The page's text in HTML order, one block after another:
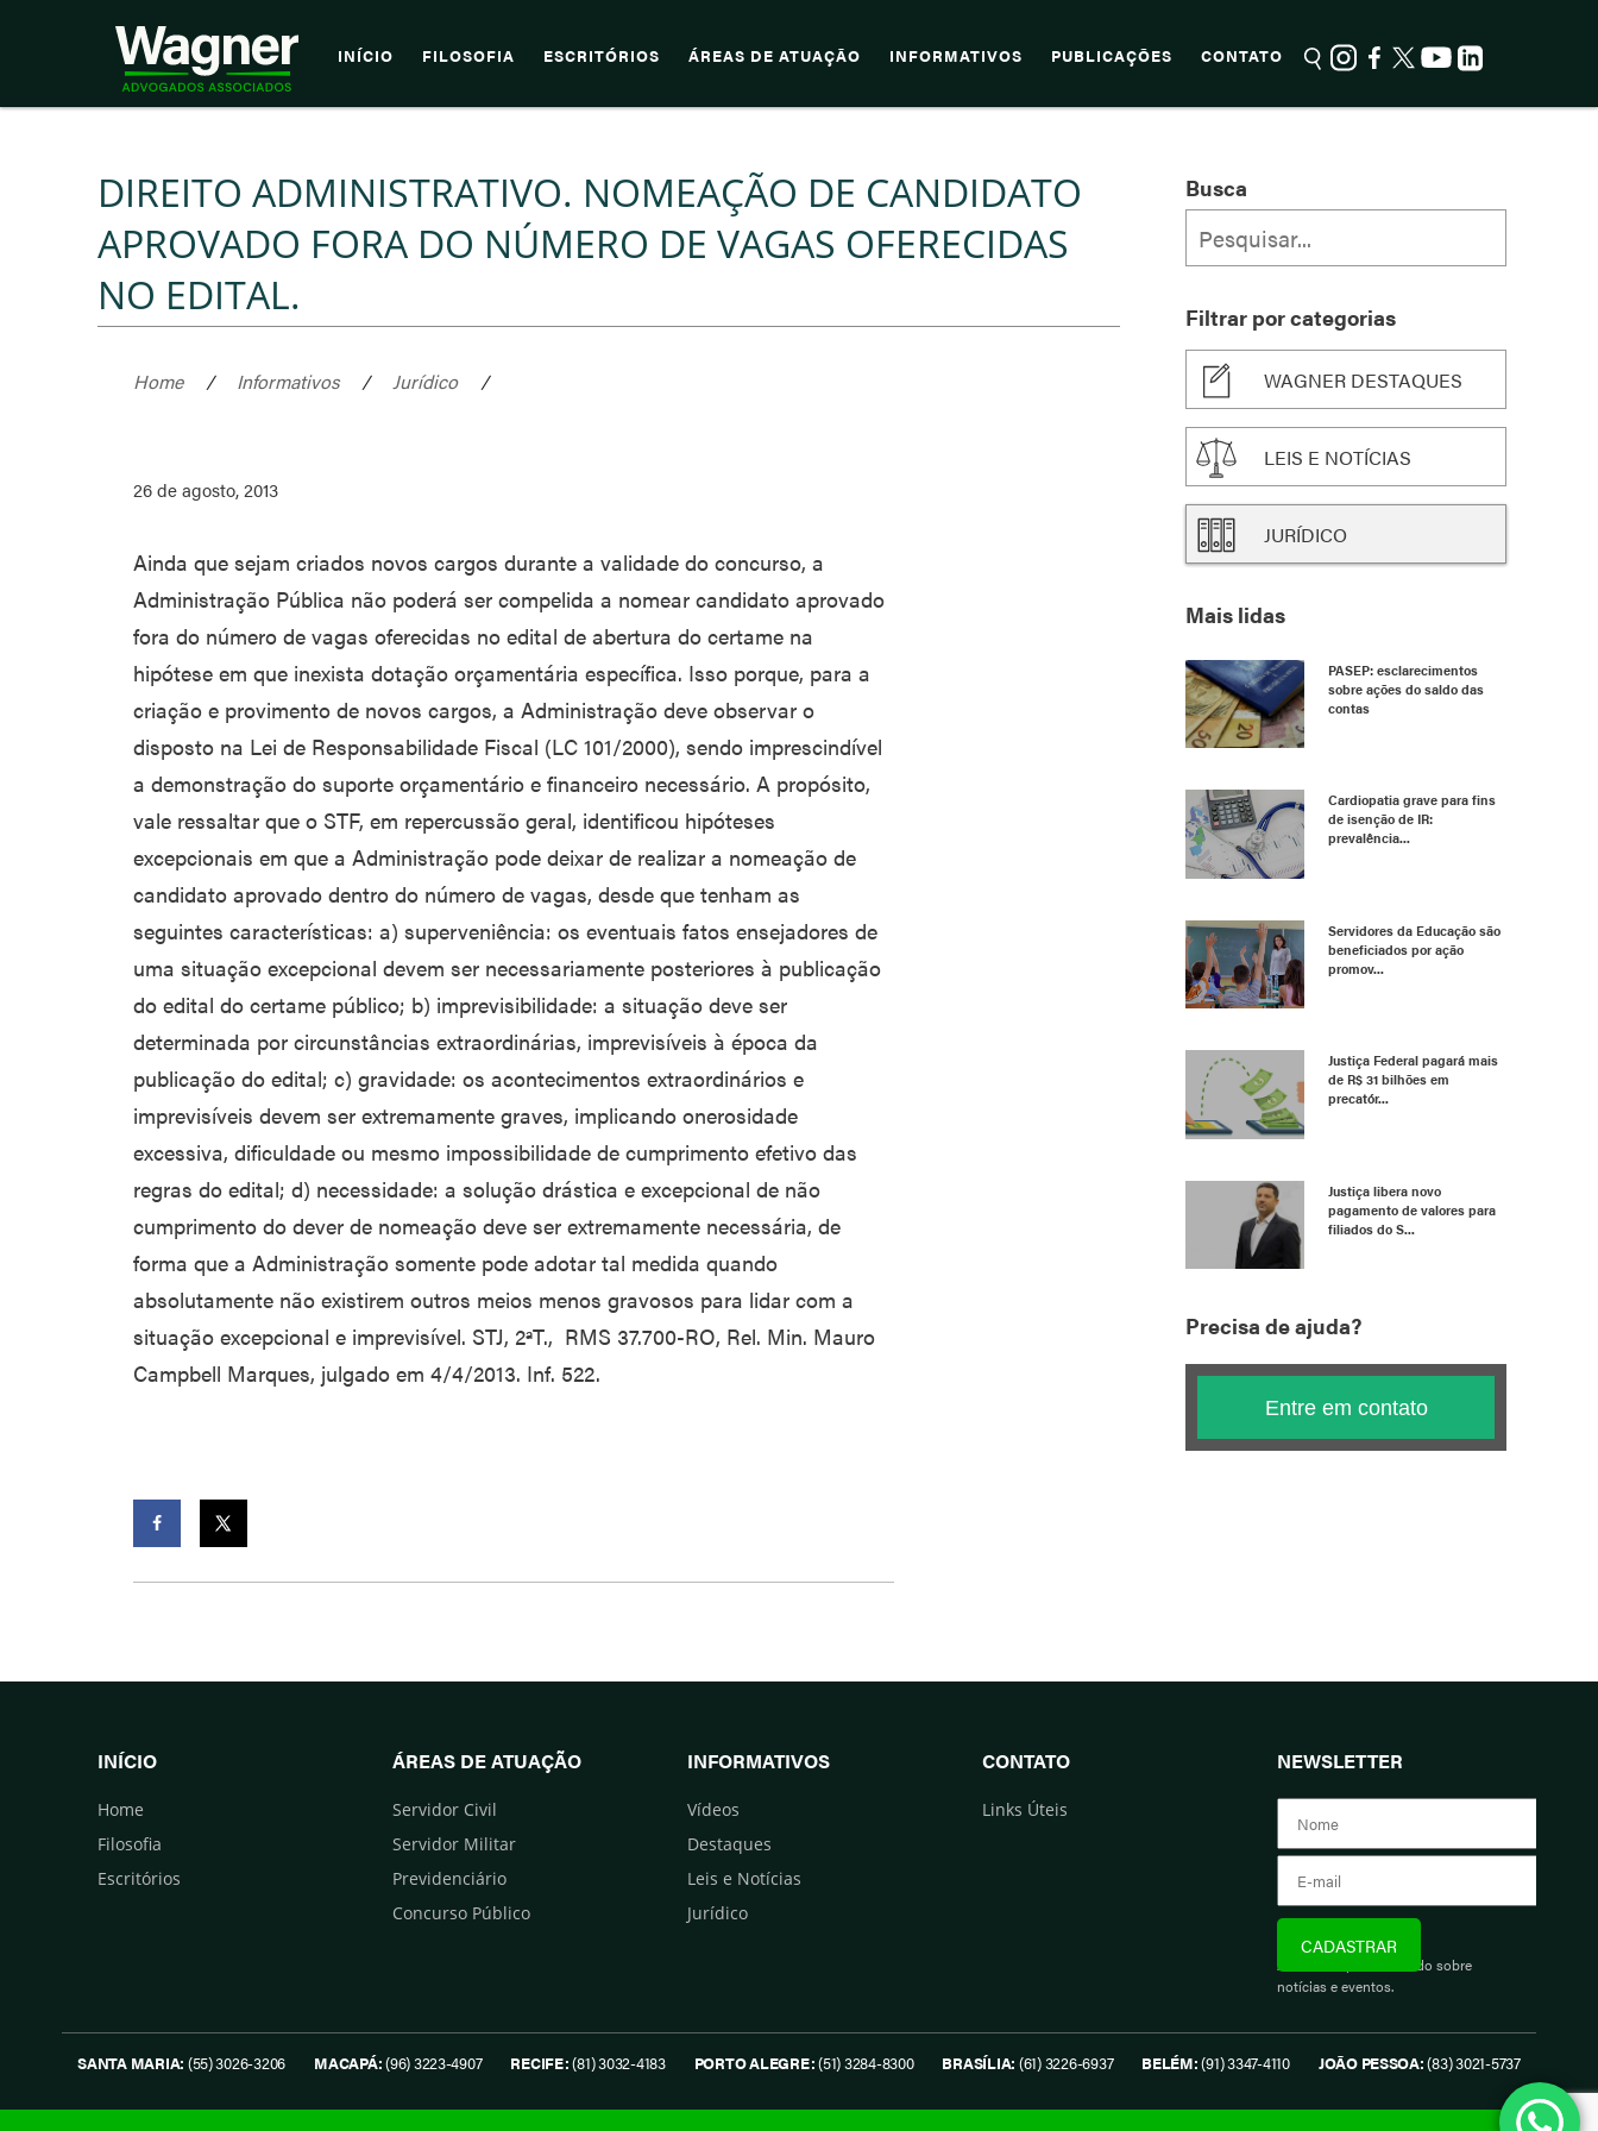
INÍCIO FILOSOFIA ESCRITÓRIOS ÁREAS DE ATUAÇÃO INFORMATIVOS PUBLICAÇÕES CONTATO
DIREITO ADMINISTRATIVO. NOMEAÇÃO DE CANDIDATO
APROVADO FORA DO NÚMERO DE VAGAS OFERECIDAS
NO EDITAL.
Home / Informativos / Jurídico /
26 de agosto, 2013
Ainda que sejam criados novos cargos durante a validade do concurso, a
Administração Pública não poderá ser compelida a nomear candidato aprovado
fora do número de vagas oferecidas no edital de abertura do certame na
hipótese em que inexista dotação orçamentária específica. Isso porque, para a
criação e provimento de novos cargos, a Administração deve observar o
disposto na Lei de Responsabilidade Fiscal (LC 101/2000), sendo imprescindível
a demonstração do suporte orçamentário e financeiro necessário. A propósito,
vale ressaltar que o STF, em repercussão geral, identificou hipóteses
excepcionais em que a Administração pode deixar de realizar a nomeação de
candidato aprovado dentro do número de vagas, desde que tenham as
seguintes características: a) superveniência: os eventuais fatos ensejadores de
uma situação excepcional devem ser necessariamente posteriores à publicação
do edital do certame público; b) imprevisibilidade: a situação deve ser
determinada por circunstâncias extraordinárias, imprevisíveis à época da
publicação do edital; c) gravidade: os acontecimentos extraordinários e
imprevisíveis devem ser extremamente graves, implicando onerosidade
excessiva, dificuldade ou mesmo impossibilidade de cumprimento efetivo das
regras do edital; d) necessidade: a solução drástica e excepcional de não
cumprimento do dever de nomeação deve ser extremamente necessária, de
forma que a Administração somente pode adotar tal medida quando
absolutamente não existirem outros meios menos gravosos para lidar com a
situação excepcional e imprevisível. STJ, 2ªT., RMS 37.700-RO, Rel. Min. Mauro
Campbell Marques, julgado em 4/4/2013. Inf. 522.
Busca
Filtrar por categorias
WAGNER DESTAQUES
LEIS E NOTÍCIAS
JURÍDICO
Mais lidas
PASEP: esclarecimentos
sobre ações do saldo das
contas
Cardiopatia grave para fins
de isenção de IR:
prevalência...
Servidores da Educação são
beneficiados por ação
promov...
Justiça Federal pagará mais
de R$ 31 bilhões em
precatór...
Justiça libera novo
pagamento de valores para
filiados do S...
Precisa de ajuda?
Entre em contato
INÍCIO
Home
Filosofia
Escritórios
ÁREAS DE ATUAÇÃO
Servidor Civil
Servidor Militar
Previdenciário
Concurso Público
INFORMATIVOS
Vídeos
Destaques
Leis e Notícias
Jurídico
CONTATO
Links Úteis
NEWSLETTER
Assine e fique informado sobre
notícias e eventos.
SANTA MARIA: (55) 3026-3206 MACAPÁ:(96) 3223-4907 RECIFE:(81) 3032-4183 PORTO ALEGRE:(51) 3284-8300 BRASÍLIA: (61) 3226-6937 BELÉM:(91) 3347-4110 JOÃO PESSOA:(83) 3021-5737